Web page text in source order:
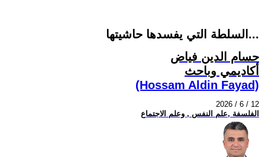
السلطة التي يفسدها حاشيتها...
حسام الدين فياض
أكاديمي وباحث
(Hossam Aldin Fayad)
2026 / 6 / 12
الفلسفة ,علم النفس , وعلم الاجتماع